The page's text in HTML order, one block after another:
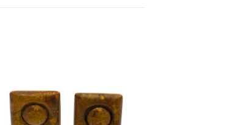
Προσθήκη
στη
wishlist